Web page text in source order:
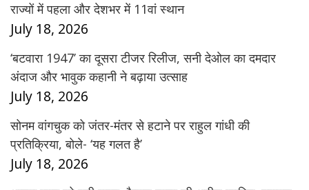
राज्यों में पहला और देशभर में 11वां स्थान
July 18, 2026
‘बटवारा 1947’ का दूसरा टीजर रिलीज, सनी देओल का दमदार
अंदाज और भावुक कहानी ने बढ़ाया उत्साह
July 18, 2026
सोनम वांगचुक को जंतर-मंतर से हटाने पर राहुल गांधी की
प्रतिक्रिया, बोले- ‘यह गलत है’
July 18, 2026